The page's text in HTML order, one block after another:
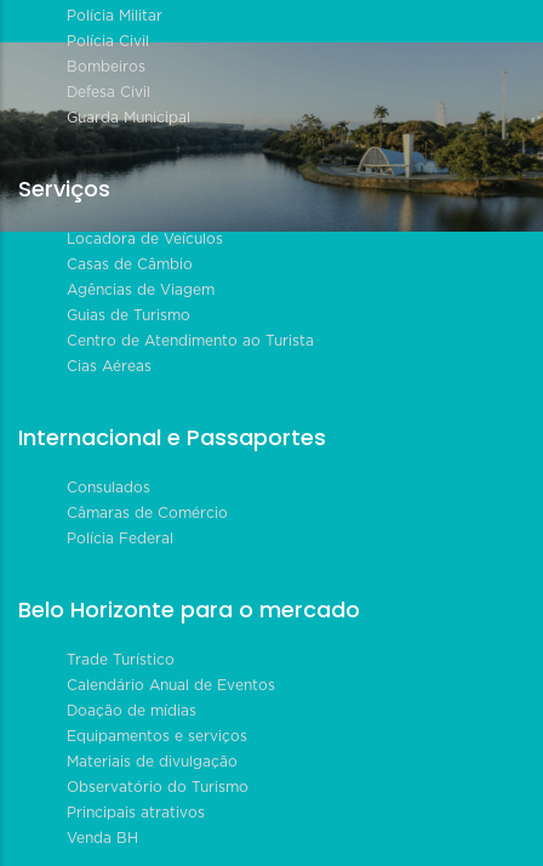
Polícia Militar
Polícia Civil
Bombeiros
Defesa Civil
Guarda Municipal
Serviços
Locadora de Veículos
Casas de Câmbio
Agências de Viagem
Guias de Turismo
Centro de Atendimento ao Turista
Cias Aéreas
Internacional e Passaportes
Consulados
Câmaras de Comércio
Polícia Federal
Belo Horizonte para o mercado
Trade Turístico
Calendário Anual de Eventos
Doação de mídias
Equipamentos e serviços
Materiais de divulgação
Observatório do Turismo
Principais atrativos
Venda BH